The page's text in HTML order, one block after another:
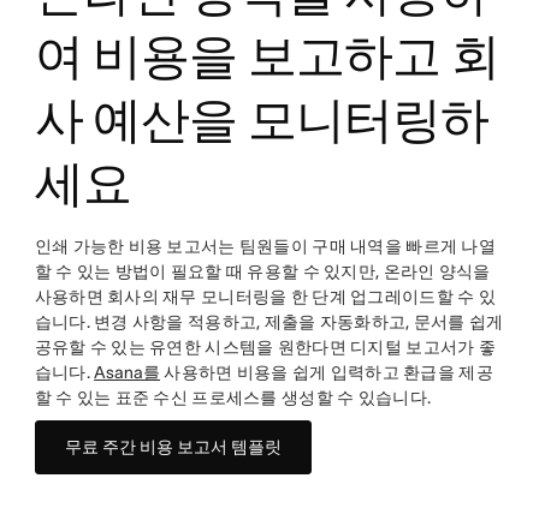
여 비용을 보고하고 회
사 예산을 모니터링하
세요
인쇄 가능한 비용 보고서는 팀원들이 구매 내역을 빠르게 나열
할 수 있는 방법이 필요할 때 유용할 수 있지만, 온라인 양식을
사용하면 회사의 재무 모니터링을 한 단계 업그레이드할 수 있
습니다. 변경 사항을 적용하고, 제출을 자동화하고, 문서를 쉽게
공유할 수 있는 유연한 시스템을 원한다면 디지털 보고서가 좋
습니다.Asana를 사용하면 비용을 쉽게 입력하고 환급을 제공
할 수 있는 표준 수신 프로세스를 생성할 수 있습니다.
무료 주간 비용 보고서 템플릿